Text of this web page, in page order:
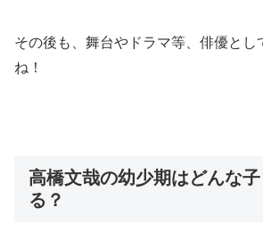
その後も、舞台やドラマ等、俳優とし
ね！
高橋文哉の幼少期はどんな
る？